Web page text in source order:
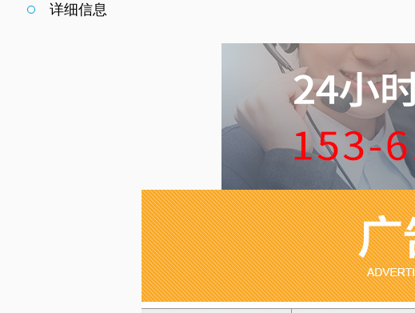
详细信息